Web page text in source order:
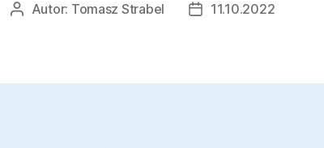
AutorAutor: Tomasz Strabel
Data11.10.2022